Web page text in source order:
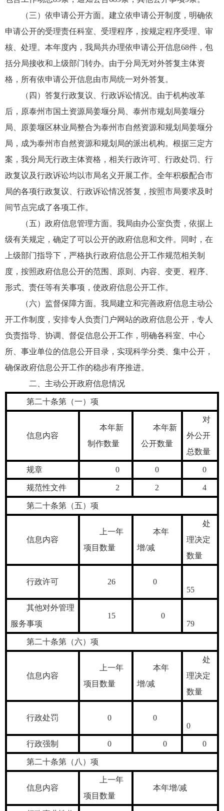
（三）依申请公开方面。建立依申请公开制度，明确依
申请公开的受理责任科室、受理程序，按规定程序受理、审
核、处理。本年度内，我局共办理依申请公开信息68件，包
括分局接收和上级部门转办。由于分局无对外答复主体资
格，所有依申请公开信息由市局统一对外答复。
（四）答复行政复议、行政诉讼情况。由于机构改革
后，原泰州市国土资源局姜堰分局、泰州市规划局姜堰分
局、原姜堰区林业局整合为泰州市自然资源和规划局姜堰分
局，成为泰州市自然资源和规划局的派出机构。根据三定方
案，我分局无行政主体资格，相关行政许可、行政处罚、行
政复议及行政诉讼均以市局名义开展工作。全年积极配合市
局的各项行政复议、行政诉讼情况答复，按照市局要求及时
间节点完成了各项工作。
（五）政府信息管理方面。我局由办公室负责，依据上
级有关规定，确定了可以公开的政府信息和文件。同时，在
上级部门指导下，严格执行政府信息公开工作规范相关制
度，按照政府信息公开的范围、原则、内容、变更、程序、
形式、责任等有关事项，使政府信息公开工作。
（六）监督保障方面。我局建立和完善政府信息主动公
开工作制度，安排专人负责门户网站的政府信息公开，专人
负责指导、协调、督促信息公开工作，明确各科室、中心
所、事业单位的信息公开目录，实现科学分类、集中公开，
确保政府信息公开工作的稳步有序推进。
二、主动公开政府信息情况
第二十条第（一）项
信息内容
本年新
制作数量
本年新
公开数量
对
外公开
总数量
规章 0 0 0
规范性文件 2 2 4
第二十条第（五）项
信息内容
上一年
项目数量
本年
增/减
处
理决定
数量
行政许可 26
0
55
其他对外管理
服务事项
15
0
79
第二十条第（六）项
信息内容
上一年
项目数量
本年
增/减
处
理决定
数量
行政处罚 0
0
0
行政强制 0 0 0
第二十条第（八）项
信息内容
上一年
项目数量
本年增/减